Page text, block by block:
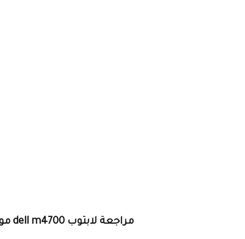
مراجعة لابتوب dell m4700 مواصفات ومميزات وعيوب